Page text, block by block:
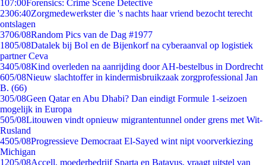
107:00Forensics: Crime Scene Detective
2306:40Zorgmedewerkster die 's nachts haar vriend bezocht terecht
ontslagen
3706/08Random Pics van de Dag #1977
1805/08Datalek bij Bol en de Bijenkorf na cyberaanval op logistiek
partner Ceva
3405/08Kind overleden na aanrijding door AH-bestelbus in Dordrecht
605/08Nieuw slachtoffer in kindermisbruikzaak zorgprofessional Jan
B. (66)
305/08Geen Qatar en Abu Dhabi? Dan eindigt Formule 1-seizoen
mogelijk in Europa
505/08Litouwen vindt opnieuw migrantentunnel onder grens met Wit-
Rusland
4505/08Progressieve Democraat El-Sayed wint nipt voorverkiezing
Michigan
1205/08Accell, moederbedrijf Sparta en Batavus, vraagt uitstel van